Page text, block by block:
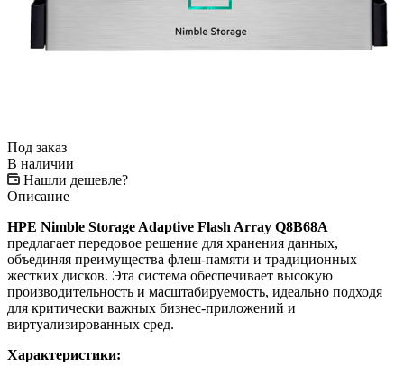
Под заказ
В наличии
Нашли дешевле?
Описание
HPE Nimble Storage Adaptive Flash Array Q8B68A
предлагает передовое решение для хранения данных,
объединяя преимущества флеш-памяти и традиционных
жестких дисков. Эта система обеспечивает высокую
производительность и масштабируемость, идеально подходя
для критически важных бизнес-приложений и
виртуализированных сред.
Характеристики: